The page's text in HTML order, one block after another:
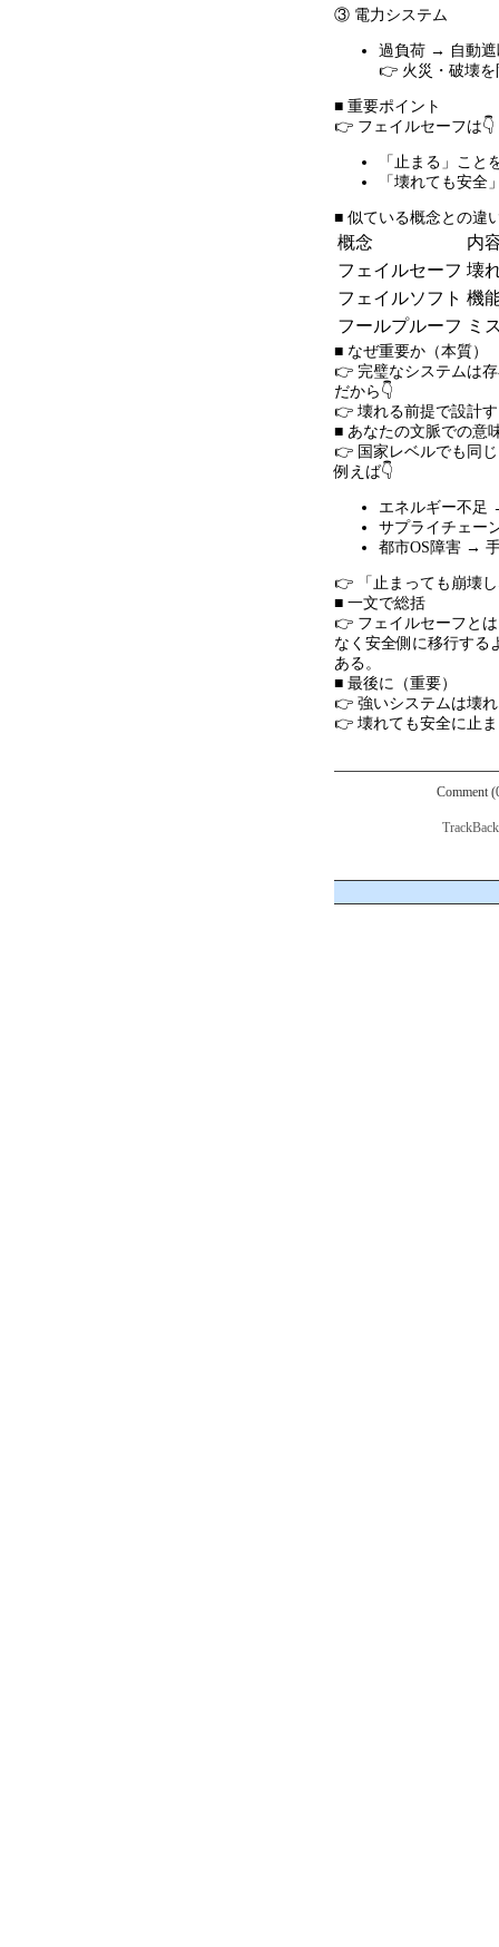
③ 電力システム
過負荷 → 自動
👉 火災・破壊を
■ 重要ポイント
👉 フェイルセーフは👇
「止まる」こと
「壊れても安全
■ 似ている概念との違
概念
内
フェイルセーフ 壊
フェイルソフト 機
フールプルーフ ミ
■ なぜ重要か（本質）
👉 完璧なシステムは
だから👇
👉 壊れる前提で設計
■ あなたの文脈での意
👉 国家レベルでも同じ
例えば👇
エネルギー不足
サプライチェー
都市OS 障害 →
👉 「止まっても崩壊
■ 一文で総括
👉 フェイルセーフと
なく安全側に移行する
ある。
■ 最後に（重要）
👉 強いシステムは壊
👉 壊れても安全に止
Comment